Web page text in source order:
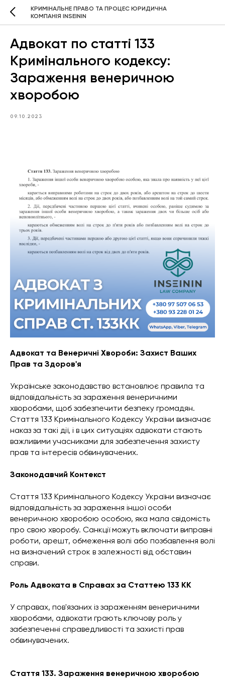
КРИМІНАЛЬНЕ ПРАВО ТА ПРОЦЕС ЮРИДИЧНА
КОМПАНІЯ INSEININ
Адвокат по статті 133
Кримінального кодексу:
Зараження венеричною
хворобою
09.10.2023
Адвокат та Венеричні Хвороби: Захист Ваших
Прав та Здоров'я
Українське законодавство встановлює правила та
відповідальність за зараження венеричними
хворобами, щоб забезпечити безпеку громадян.
Стаття 133 Кримінального Кодексу України визначає
наказ за такі дії, і в цих ситуаціях адвокати стають
важливими учасниками для забезпечення захисту
прав та інтересів обвинувачених.
Законодавчий Контекст
Стаття 133 Кримінального Кодексу України визначає
відповідальність за зараження іншої особи
венеричною хворобою особою, яка мала свідомість
про свою хворобу. Санкції можуть включати виправні
роботи, арешт, обмеження волі або позбавлення волі
на визначений строк в залежності від обставин
справи.
Роль Адвоката в Справах за Статтею 133 КК
У справах, пов'язаних із зараженням венеричними
хворобами, адвокати грають ключову роль у
забезпеченні справедливості та захисті прав
обвинувачених.
Стаття 133. Зараження венеричною хворобою